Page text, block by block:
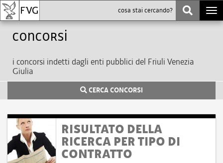
Concorsi
i concorsi indetti dagli enti pubblici del Friuli Venezia
Giulia
CERCA CONCORSI
RISULTATO DELLA
RICERCA PER TIPO DI
CONTRATTO